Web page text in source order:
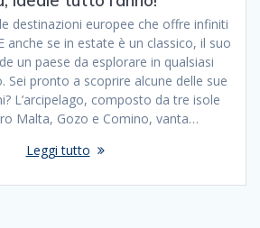
destinazioni europee che offre infiniti
anche se in estate è un classico, il suo
un paese da esplorare in qualsiasi
Sei pronto a scoprire alcune delle sue
L’arcipelago, composto da tre isole
Malta, Gozo e Comino, vanta…
Leggi tutto